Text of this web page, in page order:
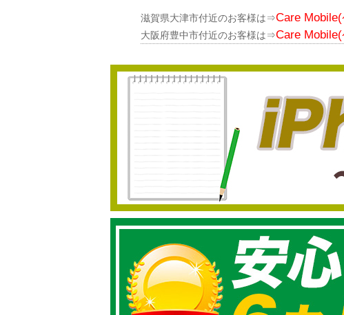
滋賀県大津市付近のお客様は⇒Care
大阪府豊中市付近のお客様は⇒Care